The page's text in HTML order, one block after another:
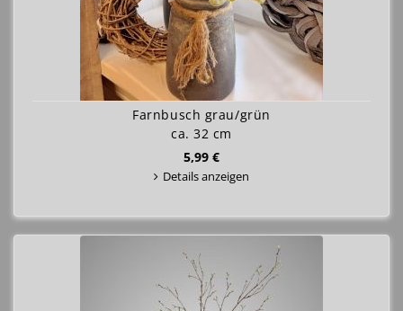
Farnbusch grau/grün
ca. 32 cm
5,99 €
Details anzeigen